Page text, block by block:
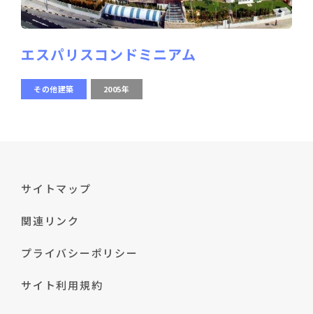
エスパリスコンドミニアム
その他建築 2005年
サイトマップ
関連リンク
プライバシーポリシー
サイト利用規約